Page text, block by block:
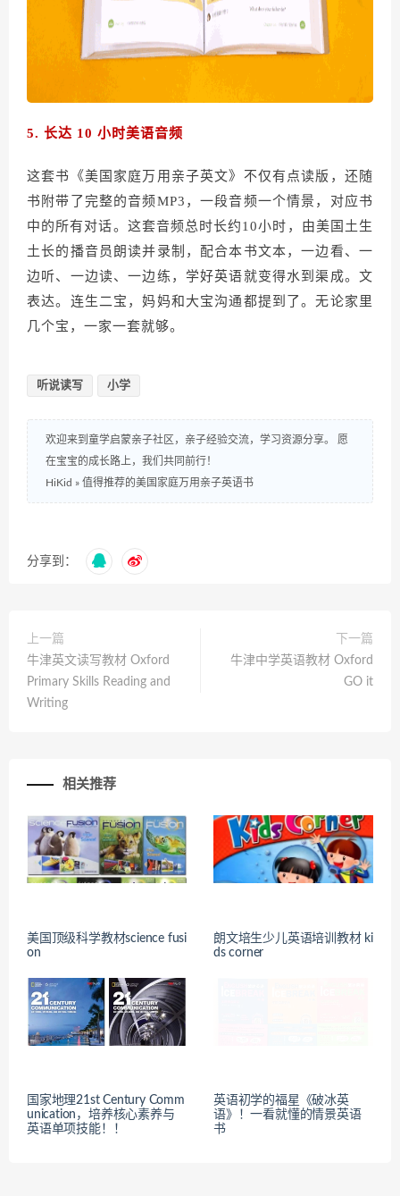
5. 长达 10 小时美语音频
这套书《美国家庭万用亲子英文》不仅有点读版，还随
书附带了完整的音频MP3，一段音频一个情景，对应书
中的所有对话。这套音频总时长约10小时，由美国土生
土长的播音员朗读并录制，配合本书文本，一边看、一
边听、一边读、一边练，学好英语就变得水到渠成。文
表达。连生二宝，妈妈和大宝沟通都提到了。无论家里
几个宝，一家一套就够。
听说读写 小学
欢迎来到童学启蒙亲子社区，亲子经验交流，学习资源分享。 愿
在宝宝的成长路上，我们共同前行！
HiKid » 值得推荐的美国家庭万用亲子英语书
分享到：
上一篇
牛津英文读写教材 Oxford
Primary Skills Reading and
Writing
下一篇
牛津中学英语教材 Oxford
GO it
相关推荐
美国顶级科学教材science fusi
on
朗文培生少儿英语培训教材 ki
ds corner
国家地理21st Century Comm
unication，培养核心素养与
英语单项技能！！
英语初学的福星《破冰英
语》！一看就懂的情景英语
书